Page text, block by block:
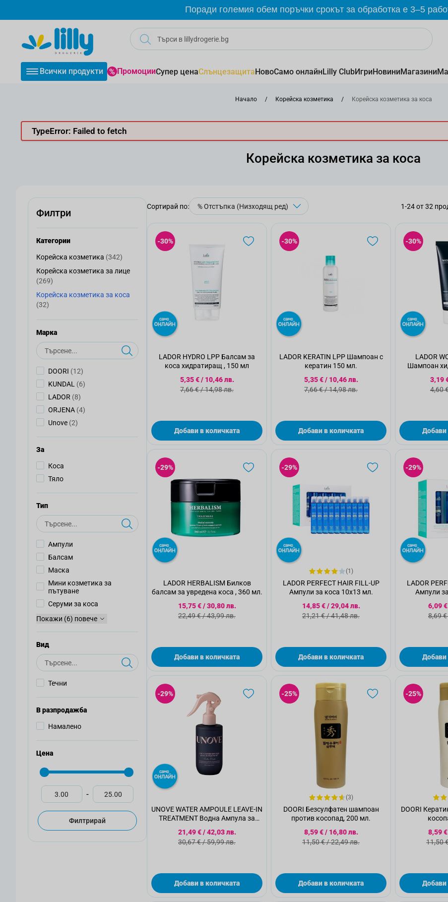
Поради големия обем поръчки срокът за обработка е 3–5
Всички продукти ПромоцииСупер ценаСлънцезащитаНовоСамо онлайнLilly ClubИгриНовиниМагазини
Начало / Корейска козметика / Корейска козметика за коса
TypeError: Failed to fetch
Корейска козметика за коса
Филтри
Категории
Корейска козметика
Корейска козметика (342)
Корейска козметика за лице
Корейска козметика за лице
(269)
Корейска козметика за коса
Корейска козметика за коса
(32)
Mарка
Търсене
DOORI (12)
KUNDAL (6)
LADOR (8)
ORJENA (4)
Unove (2)
За
Коса
Тяло
Тип
Търсене
Ампули
Балсам
Маска
Мини козметика за
пътуване
Серуми за коса
Покажи (6) повече
Вид
Търсене
Течни
В разпродажба
Намалено
Цена
-
Филтрирай
Сортирай по: 1-24от32
-30%
LADOR HYDRO LPP Балсам за
коса хидратиращ , 150 мл
Специална цена
5,35 €/ 10,46 лв.
Стандартна цена
7,66 €/14,98 лв.
Добави в количката
-30%
LADOR KERATIN LPP Шампоан с
кератин 150 мл.
Специална цена
5,35 €/ 10,46 лв.
Стандартна цена
7,66 €/14,98 лв.
Добави в количката
-30%
LADOR
Шампоан
3,19
4,60
Добави
-29%
LADOR HERBALISM Билков
балсам за увредена коса , 360 мл.
Специална цена
15,75 €/30,80 лв.
Стандартна цена
22,49 €/43,99 лв.
Добави в количката
-29%
(1)
LADOR PERFECT HAIR FILL-UP
Ампули за коса 10x13 мл.
Специална цена
14,85 €/29,04 лв.
Стандартна цена
21,21 €/41,48 лв.
Добави в количката
-29%
LADOR
Ампули
6,09 €
8,69 €
Добави
-29%
UNOVE WATER AMPOULE LEAVE-IN
TREATMENT Водна Ампула за
200мл.
Специална цена
21,49 €/42,03 лв.
Стандартна цена
30,67 €/59,99 лв.
Добави в количката
-25%
(3)
DOORI Безсулфатен шампоан
против косопад, 200 мл.
Специална цена
8,59 €/ 16,80 лв.
Стандартна цена
11,50 €/22,49 лв.
Добави в количката
-25%
DOORI
8,59 €
11,50
Добави